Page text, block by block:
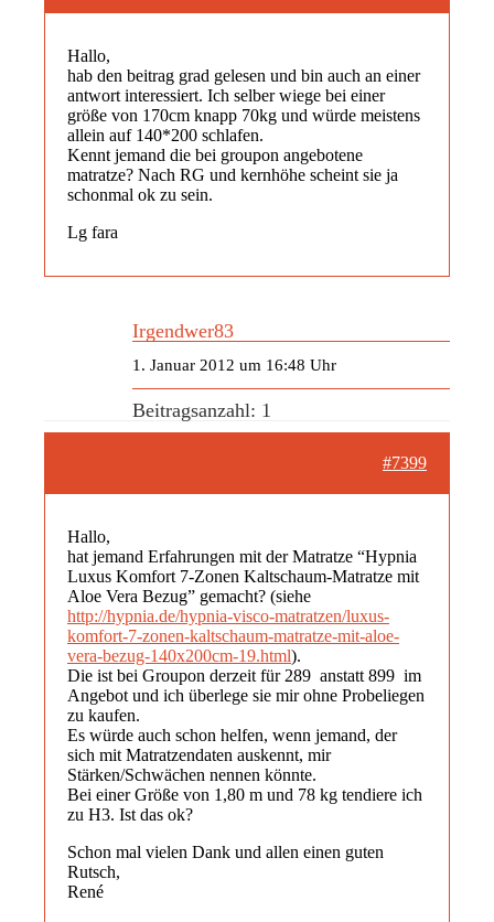
Hallo,
hab den beitrag grad gelesen und bin auch an einer
antwort interessiert. Ich selber wiege bei einer
größe von 170cm knapp 70kg und würde meistens
allein auf 140*200 schlafen.
Kennt jemand die bei groupon angebotene
matratze? Nach RG und kernhöhe scheint sie ja
schonmal ok zu sein.
Lg fara
Irgendwer83
1. Januar 2012 um 16:48 Uhr
Beitragsanzahl: 1
#7399
Hallo,
hat jemand Erfahrungen mit der Matratze “Hypnia
Luxus Komfort 7-Zonen Kaltschaum-Matratze mit
Aloe Vera Bezug” gemacht? (siehe
http://hypnia.de/hypnia-visco-matratzen/luxus-
komfort-7-zonen-kaltschaum-matratze-mit-aloe-
vera-bezug-140x200cm-19.html).
Die ist bei Groupon derzeit für 289  anstatt 899  im
Angebot und ich überlege sie mir ohne Probeliegen
zu kaufen.
Es würde auch schon helfen, wenn jemand, der
sich mit Matratzendaten auskennt, mir
Stärken/Schwächen nennen könnte.
Bei einer Größe von 1,80 m und 78 kg tendiere ich
zu H3. Ist das ok?
Schon mal vielen Dank und allen einen guten
Rutsch,
René